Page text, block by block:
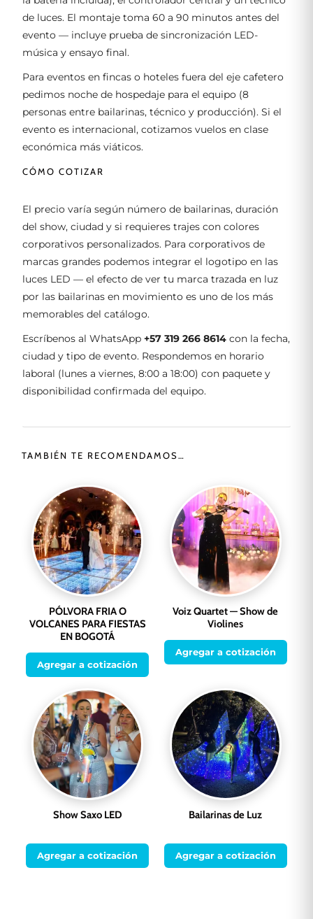
de luces. El montaje toma 60 a 90 minutos antes del
evento — incluye prueba de sincronización LED-
música y ensayo final.
Para eventos en fincas o hoteles fuera del eje cafetero
pedimos noche de hospedaje para el equipo (8
personas entre bailarinas, técnico y producción). Si el
evento es internacional, cotizamos vuelos en clase
económica más viáticos.
CÓMO COTIZAR
El precio varía según número de bailarinas, duración
del show, ciudad y si requieres trajes con colores
corporativos personalizados. Para corporativos de
marcas grandes podemos integrar el logotipo en las
luces LED — el efecto de ver tu marca trazada en luz
por las bailarinas en movimiento es uno de los más
memorables del catálogo.
Escríbenos al WhatsApp +57 319 266 8614 con la fecha,
ciudad y tipo de evento. Respondemos en horario
laboral (lunes a viernes, 8:00 a 18:00) con paquete y
disponibilidad confirmada del equipo.
TAMBIÉN TE RECOMENDAMOS…
PÓLVORA FRIA O
VOLCANES PARA FIESTAS
EN BOGOTÁ
Agregar a cotización
Voiz Quartet — Show de
Violines
Agregar a cotización
Show Saxo LED
Agregar a cotización
Bailarinas de Luz
Agregar a cotización